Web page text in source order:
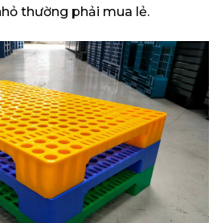
thường phải mua lẻ.